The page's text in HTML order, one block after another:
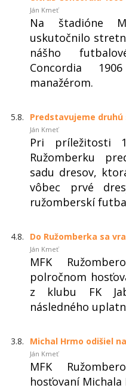
Ján Kmeť
Na štadióne
uskutočnilo
nášho
Concordia
manažérom.
5.8. Predstavujeme
Ján Kmeť
Pri príležitosti
Ružomberku
sadu dresov,
vôbec prvé
ružomberskí
4.8. Do Ružomberka sa
Ján Kmeť
MFK
polročnom
z klubu FK
následného
3.8. Michal Hrmo odišiel
Ján Kmeť
MFK
hosťovaní Michala